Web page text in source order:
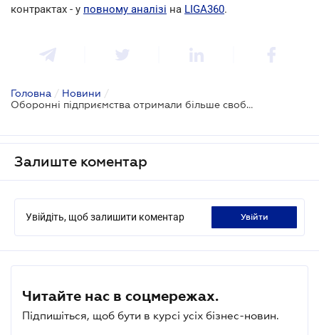
контрактах - у повному аналізі на LIGA360.
Головна / Новини /
Оборонні підприємства отримали більше свободи у ЗЕД операціях
Залиште коментар
Увійдіть, щоб залишити коментар увійти
Читайте нас в соцмережах.
Підпишіться, щоб бути в курсі усіх бізнес-новин.